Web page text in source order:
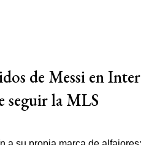
de Messi en Inter
seguir la MLS